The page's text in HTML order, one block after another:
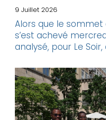
9 Juillet 2026
Alors que le sommet
s’est achevé
analysé, pour Le Soir,